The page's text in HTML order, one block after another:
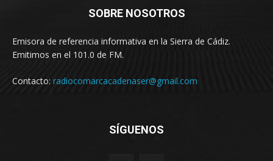
SOBRE NOSOTROS
Emisora de referencia informativa en la Sierra de Cádiz.
Emitimos en el 101.0 de FM.
Contacto: radiocomarcacadenaser@gmail.com
SÍGUENOS